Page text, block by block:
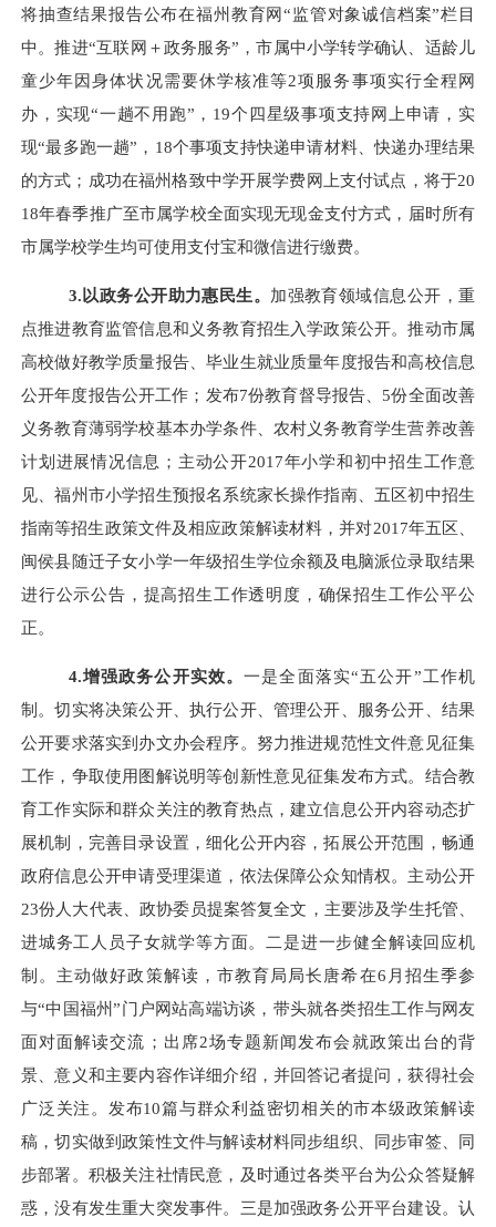
将抽查结果报告公布在福州教育网“监管对象诚信档案”栏目
中。推进“互联网＋政务服务”，市属中小学转学确认、适龄儿
童少年因身体状况需要休学核准等2项服务事项实行全程网
办，实现“一趟不用跑”，19个四星级事项支持网上申请，实
现“最多跑一趟”，18个事项支持快递申请材料、快递办理结果
的方式 ；成功在福州格致中学开展学费网上支付试点，将于20
18年春季推广至市属学校全面实现无现金支付方式，届时所有
市属学校学生均可使用支付宝和微信进行缴费。
3.以政务公开助力惠民生。 加强教育领域信息公开，重
点推进教育监管信息和义务教育招生入学政策公开。推动市属
高校做好教学质量报告、毕业生就业质量年度报告和高校信息
公开年度报告公开工作；发布7份教育督导报告、5份全面改善
义务教育薄弱学校基本办学条件、农村义务教育学生营养改善
计划进展情况信息；主动公开2017年小学和初中招生工作意
见、福州市小学招生预报名系统家长操作指南、五区初中招生
指南等招生政策文件及相应政策解读材料，并对2017年五区、
闽侯县随迁子女小学一年级招生学位余额及电脑派位录取结果
进行公示公告，提高招生工作透明度，确保招生工作公平公
正。
4.增强政务公开实效。一是全面落实“五公开”工作机
制。切实将决策公开、执行公开、管理公开、服务公开、结果
公开要求落实到办文办会程序。努力推进规范性文件意见征集
工作，争取使用图解说明等创新性意见征集发布方式。结合教
育工作实际和群众关注的教育热点，建立信息公开内容动态扩
展机制，完善目录设置，细化公开内容，拓展公开范围，畅通
政府信息公开申请受理渠道，依法保障公众知情权。主动公开
23份人大代表、政协委员提案答复全文，主要涉及学生托管、
进城务工人员子女就学等方面。二是进一步健全解读回应机
制。主动做好政策解读 ， 市教育局局长唐希在6月招生季参
与“中国福州”门户网站高端访谈 ，带头就各类招生工作与网友
面对面解读交流；出席2场专题新闻发布会就政策出台的背
景、意义和主要内容作详细介绍，并回答记者提问，获得社会
广泛关注。发布10篇与群众利益密切相关的市本级政策解读
稿，切实做到政策性文件与解读材料同步组织、同步审签、同
步部署。积极关注社情民意，及时通过各类平台为公众答疑解
惑，没有发生重大突发事件。三是加强政务公开平台建设。认